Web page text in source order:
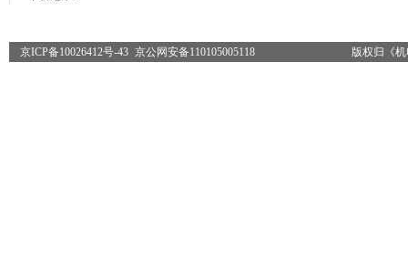
版权归《
京ICP备10026412号-43 京公网安备110105005118